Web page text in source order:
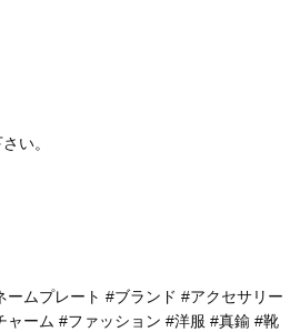
い。
ームプレート #ブランド #アクセサリー
ャーム #ファッション #洋服 #真鍮 #靴